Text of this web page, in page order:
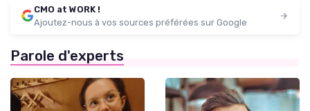
CMO at WORK !
Ajoutez-nous à vos sources préférées sur Google
Parole d'experts